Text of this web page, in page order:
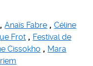
, Anaïs Fabre , Céline
Frot , Festival de
Cissokho , Mara